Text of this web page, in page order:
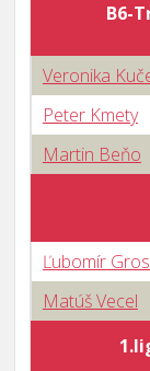
B6-
Veronika
Peter Kmety
Martin Beňo
Ľubomír
Matúš Vecel